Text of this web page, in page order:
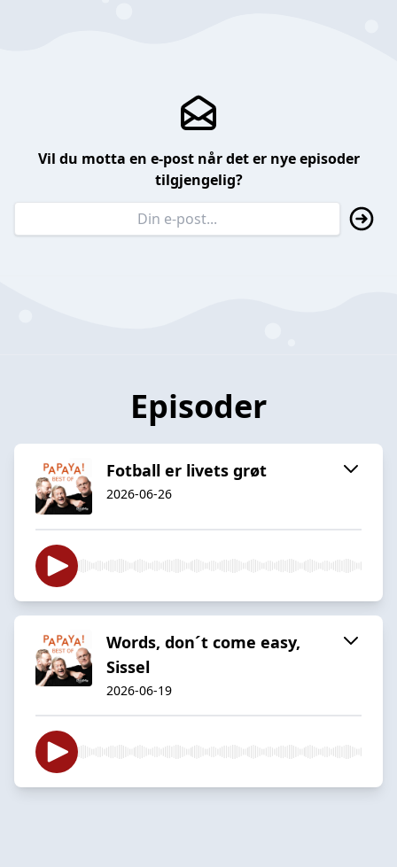
Vil du motta en e-post når det er nye episoder
tilgjengelig?
Episoder
Fotball er livets grøt
2026-06-26
Words, don´t come easy,
Sissel
2026-06-19